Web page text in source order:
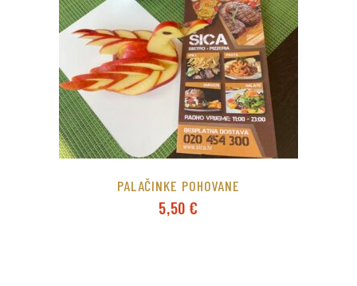
PALAČINKE POHOVANE
5,50€